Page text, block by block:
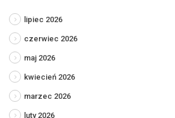
lipiec 2026
czerwiec 2026
maj 2026
kwiecień 2026
marzec 2026
luty 2026